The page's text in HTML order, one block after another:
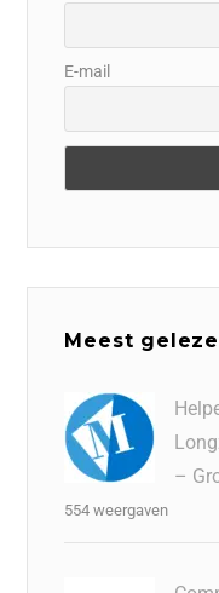
E-mail
Meest
–
554 weergaven